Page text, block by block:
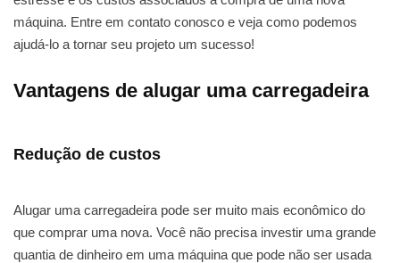
máquina. Entre em contato conosco e veja como podemos
ajudá-lo a tornar seu projeto um sucesso!
Vantagens de alugar uma carregadeira
Redução de custos
Alugar uma carregadeira pode ser muito mais econômico do
que comprar uma nova. Você não precisa investir uma grande
quantia de dinheiro em uma máquina que pode não ser usada